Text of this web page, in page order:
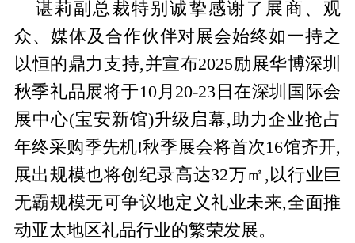
谌莉副总裁特别诚挚感谢了展商、观
众、媒体及合作伙伴对展会始终如一持之
以恒的鼎力支持,并宣布2025励展华博深圳
秋季礼品展将于10月20-23日在深圳国际会
展中心(宝安新馆)升级启幕,助力企业抢占
年终采购季先机!秋季展会将首次16馆齐开,
展出规模也将创纪录高达32万㎡,以行业巨
无霸规模无可争议地定义礼业未来,全⾯推
动亚太地区礼品⾏业的繁荣发展。